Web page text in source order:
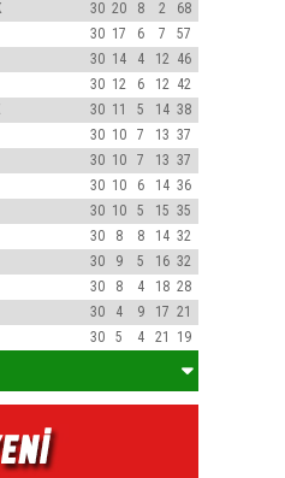
30 20 8 2
68
30 17 6 7
57
30 14 4 12 46
30 12 6 12 42
30 11 5 14 38
30 10 7 13 37
30 10 7 13 37
30 10 6 14 36
30 10 5 15 35
30 8 8 14 32
30 9 5 16 32
30 8 4 18 28
30 4 9 17 21
30 5 4 21 19